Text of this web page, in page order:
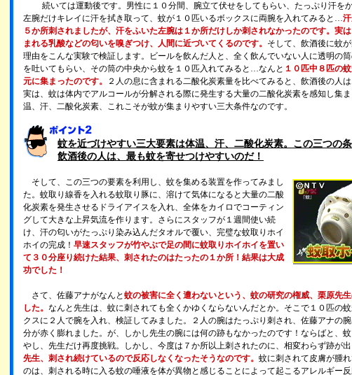
続いては運動後です。男性に１０分間、腕立て伏せをしてもらい、たっぷり汗を
左腕だけキレイに汗を拭き取って、蚊が１０匹いるボックスに両腕を入れてみると…
５か所刺されましたが、汗をふいた左腕は１か所だけしか刺されなかったのです。実
まれる乳酸などの匂いを嗅ぎつけ、人間に近づいてくるのです。 そして、飲酒後に蚊
理由をこんな実験で検証します。ビールを飲んだ人と、全く飲んでいない人に透明の
を吐いてもらい、その筒の中央から蚊を１０匹入れてみると…なんと １０匹中８匹の
元に集まったのです。
２人の息に含まれる二酸化炭素量を比べてみると、飲酒後の人は
実は、蚊は体内でアルコールが分解される際に発生する大量の二酸化炭素を感知し集
温、汗、二酸化炭素、これこそが蚊が集まりやすい三大条件なのです。
蚊を近づけやすい三大要素は体温、汗、二酸化炭素。この三つの
飲酒後の人は、最も蚊を寄せつけやすいのだ！
そして、この三つの要素を利用し、蚊を集める装置を作ってみまし
た。蚊取り線香を入れる蚊取り豚に、溶けて気体になると大量の二酸
化炭素を発生させるドライアイスを入れ、全体をカイロでコーティン
グして大きな上昇気流を作ります。さらにスタッフが１週間使い続
け、汗の匂いがたっぷり染み込んだタオルで覆い、完璧な蚊取りホイ
ホイの完成！ 早速スタッフが竹やぶで足の間に蚊取りホイホイを置い
て３０分座り続けた結果、刺されたのはたったの１か所！結果は大成
功でした！
さて、佐藤アナがなんと蚊の被害に全く遭わないという、蚊の研究の権威、栗原先
した。 なんと先生は、蚊に刺されても全くかゆくならないんだとか。そこで１０匹の
クスに２人で腕を入れ、検証してみました。２人の腕はたっぷり刺され、佐藤アナの
分が赤く膨れました。が、しかし先生の腕には何の跡もなかったのです！ならばと、
やし、先生だけ再度挑戦。しかし、今度は７か所以上刺されたのに、相変わらず跡が出
先生、刺され続けているので反応しなくなったそうなのです。 蚊に刺されて皮膚が腫
のは、刺される時に入る蚊の唾液を体が異物と感じることによって起こるアレルギー